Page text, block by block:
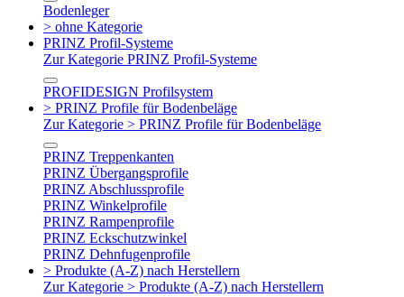
Bodenleger
> ohne Kategorie
PRINZ Profil-Systeme
Zur Kategorie PRINZ Profil-Systeme
PROFIDESIGN Profilsystem
> PRINZ Profile für Bodenbeläge
Zur Kategorie > PRINZ Profile für Bodenbeläge
PRINZ Treppenkanten
PRINZ Übergangsprofile
PRINZ Abschlussprofile
PRINZ Winkelprofile
PRINZ Rampenprofile
PRINZ Eckschutzwinkel
PRINZ Dehnfugenprofile
> Produkte (A-Z) nach Herstellern
Zur Kategorie > Produkte (A-Z) nach Herstellern